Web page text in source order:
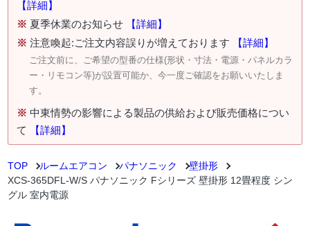
【詳細】
※ 夏季休業のお知らせ
【詳細】
※ 注意喚起:ご注文内容誤りが増えております 【詳細】
ご注文前に、ご希望の型番の仕様(形状・寸法・電源・パネルカラ
ー・リモコン等)が設置可能か、今一度ご確認をお願いいたしま
す。
※ 中東情勢の影響による製品の供給および販売価格につい
て
【詳細】
TOP ルームエアコン パナソニック
壁掛形
XCS-365DFL-W/S パナソニック Fシリーズ 壁掛形 12畳程度 シン
グル 室内電源